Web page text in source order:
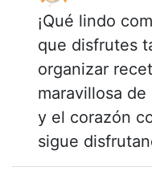
¡Qué lindo
que disfrutes
organizar
maravillosa
y el corazón
sigue